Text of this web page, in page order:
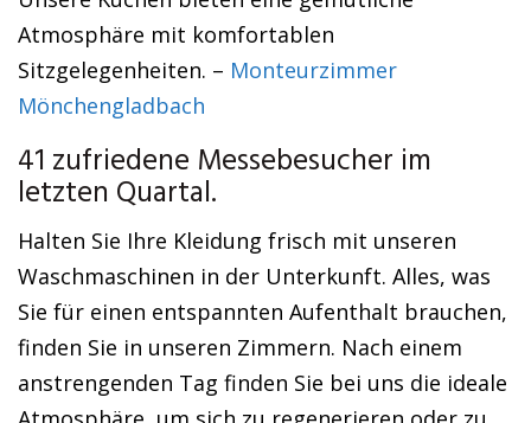
Atmosphäre mit komfortablen
Sitzgelegenheiten. – Monteurzimmer
Mönchengladbach
41 zufriedene Messebesucher im
letzten Quartal.
Halten Sie Ihre Kleidung frisch mit unseren
Waschmaschinen in der Unterkunft. Alles, was
Sie für einen entspannten Aufenthalt brauchen,
finden Sie in unseren Zimmern. Nach einem
anstrengenden Tag finden Sie bei uns die ideale